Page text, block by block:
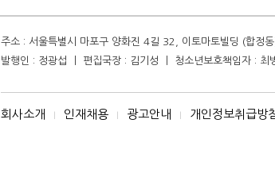
주소 : 서울특별시 마포구 양화진 4길 32, 이토마토빌딩 (합
발행인 : 정광섭 ㅣ 편집국장 : 김기성 ㅣ 청소년보호책임자
회사소개 I 인재채용 I 광고안내 I 개인정보취급방